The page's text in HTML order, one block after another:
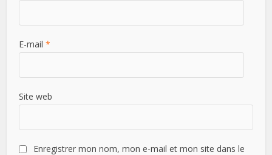
E-mail*
Site web
Enregistrer mon nom, mon e-mail et mon site dans le